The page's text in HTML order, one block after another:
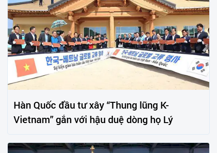
Hàn Quốc đầu tư xây “Thung lũng K-
Vietnam” gắn với hậu duệ dòng họ Lý